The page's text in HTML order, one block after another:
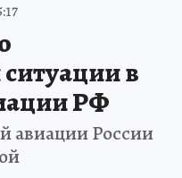
в
РФ
авиации России